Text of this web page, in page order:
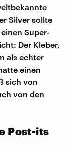
Silver sollte
Super-
Der Kleber,
als echter
einen
sich von
von den
Post-its